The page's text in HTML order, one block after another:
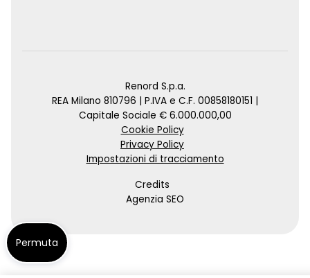
Renord S.p.a.
REA Milano 810796 | P.IVA e C.F. 00858180151 |
Capitale Sociale € 6.000.000,00
Cookie Policy
Privacy Policy
Impostazioni di tracciamento
Credits
Agenzia SEO
Permuta